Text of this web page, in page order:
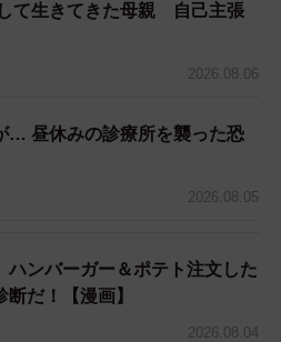
て生きてきた母親 自己主張
2026.08.06
… 昼休みの診療所を襲った恐
2026.08.05
ンバーガー＆ポテト注文した
だ！【漫画】
2026.08.04